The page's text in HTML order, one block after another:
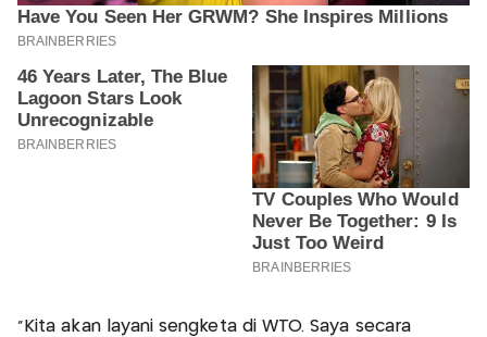
"Kita akan layani sengketa di WTO. Saya secara